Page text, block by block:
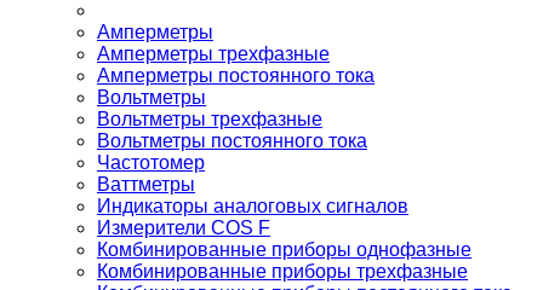
Амперметры
Амперметры трехфазные
Амперметры постоянного тока
Вольтметры
Вольтметры трехфазные
Вольтметры постоянного тока
Частотомер
Ваттметры
Индикаторы аналоговых сигналов
Измерители COS F
Комбинированные приборы однофазные
Комбинированные приборы трехфазные